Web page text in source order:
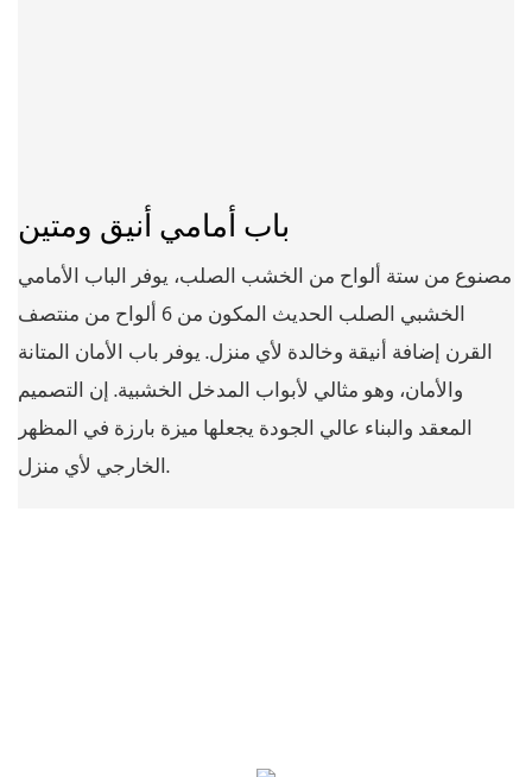
باب أمامي أنيق ومتين
مصنوع من ستة ألواح من الخشب الصلب، يوفر الباب الأمامي
الخشبي الصلب الحديث المكون من 6 ألواح من منتصف
القرن إضافة أنيقة وخالدة لأي منزل. يوفر باب الأمان المتانة
والأمان، وهو مثالي لأبواب المدخل الخشبية. إن التصميم
المعقد والبناء عالي الجودة يجعلها ميزة بارزة في المظهر
الخارجي لأي منزل.